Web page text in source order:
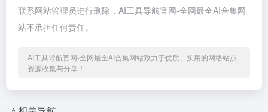
联系网站管理员进行删除，AI工具导航官网-全网最全AI合集网
站不承担任何责任。
AI工具导航官网-全网最全AI合集网站致力于优质、实用的网络站点
资源收集与分享！